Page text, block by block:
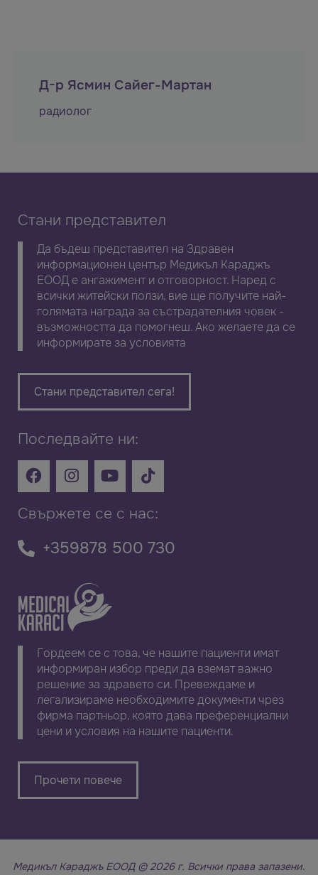
Д-р Ясмин Сайег-Мартан
радиолог
Стани представител
Да бъдеш представител на Здравен
информационен център Медикъл Караджъ
ЕООД е ангажимент и отговорност. Наред с
всички житейски ползи, вие ще получите най-
голямата награда за състрадателния човек -
възможността да помогнеш. Ако желаете да се
информирате за условията
Стани представител сега!
Последвайте ни:
Свържете се с нас:
+359878 500 730
Гордеем се с това, че нашите пациенти имат
информиран избор преди да вземат важно
решение за здравето си. Превеждаме и
легализираме необходимите документи чрез
фирма партньор, която дава преференциални
цени и условия на нашите пациенти.
Прочети повече
Медикъл Караджъ ЕООД © 2026 г. Всички права запазени.